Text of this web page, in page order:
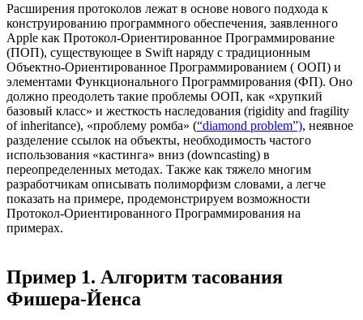
Расширения протоколов лежат в основе нового подхода к
конструированию программного обеспечения, заявленного
Apple как Протокол-Ориентированное Программирование
(ПОП), существующее в Swift наряду с традиционным
Объектно-Ориентированное Программированием ( ООП) и
элементами Функционального Программирования (ФП). Оно
должно преодолеть такие проблемы ООП, как «хрупкий
базовый класс» и жесткость наследования (rigidity and fragility
of inheritance), «проблему ромба» (“diamond problem”), неявное
разделение ссылок на объекты, необходимость частого
использования «кастинга» вниз (downcasting) в
переопределенных методах. Также как тяжело многим
разработчикам описывать полиморфизм словами, а легче
показать на примере, продемонстрируем возможности
Протокол-Ориентированного Программирования на
примерах.
Пример 1. Алгоритм тасования
Фишера-Йенса